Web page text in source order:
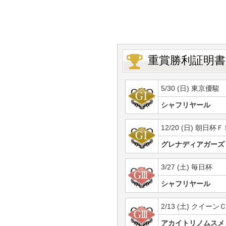
重賞勝利証明書
5/30 (日) 東京優駿
シャフリヤール
12/20 (日) 朝日杯Ｆ
グレナディアガーズ
3/27 (土) 毎日杯
シャフリヤール
2/13 (土) クイーンＣ
アカイトリノムスメ